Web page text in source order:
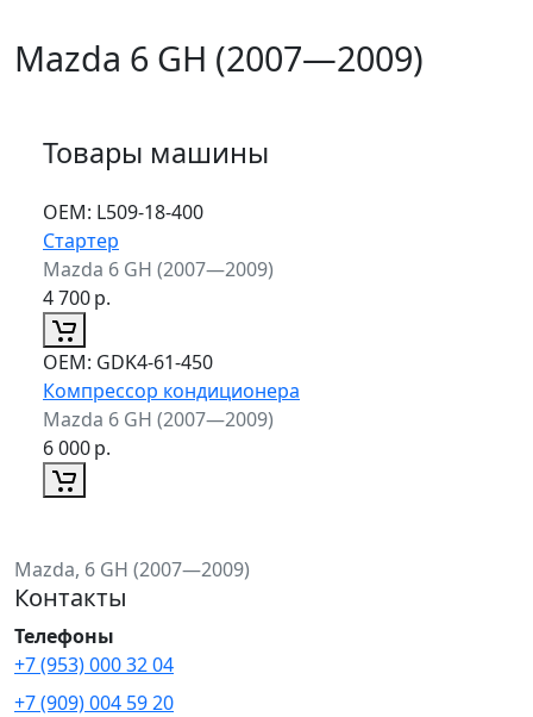
Mazda 6 GH (2007—2009)
Товары машины
ОЕМ: L509-18-400
Стартер
Mazda 6 GH (2007—2009)
4 700р.
ОЕМ: GDK4-61-450
Компрессор кондиционера
Mazda 6 GH (2007—2009)
6 000р.
Mazda, 6 GH (2007—2009)
Контакты
Телефоны
+7 (953) 000 32 04
+7 (909) 004 59 20